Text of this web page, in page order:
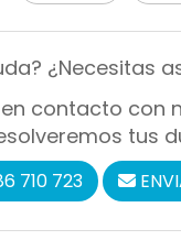
¿Necesitas
contacto con
tus
710 723